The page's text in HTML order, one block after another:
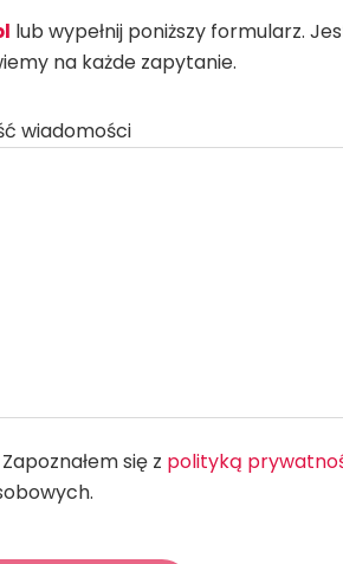
lub wypełnij poniższy formularz.
na każde zapytanie.
wiadomości
Zapoznałem się z polityką